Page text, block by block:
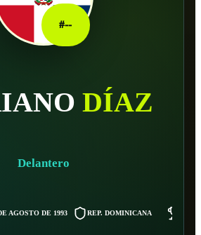
#--
DÍAZ
Delantero
AGOSTO DE 1993 REP. DOMINICANA